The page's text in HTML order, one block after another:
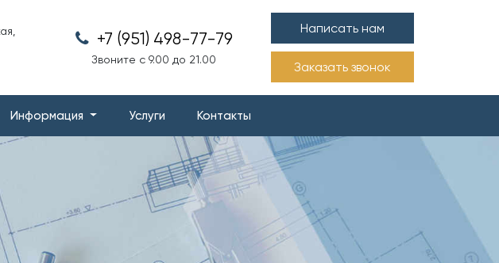
+7 (951) 498-77-79
Звоните с 9.00 до 21.00
Написать нам
Заказать звонок
Информация Услуги Контакты